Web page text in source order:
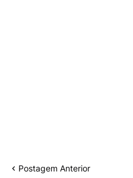
Postagem Anterior